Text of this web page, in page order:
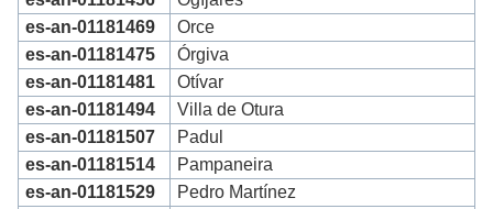
es-an-01181469
Orce
es-an-01181475
Órgiva
es-an-01181481
Otívar
es-an-01181494
Villa de Otura
es-an-01181507
Padul
es-an-01181514
Pampaneira
es-an-01181529
Pedro Martínez